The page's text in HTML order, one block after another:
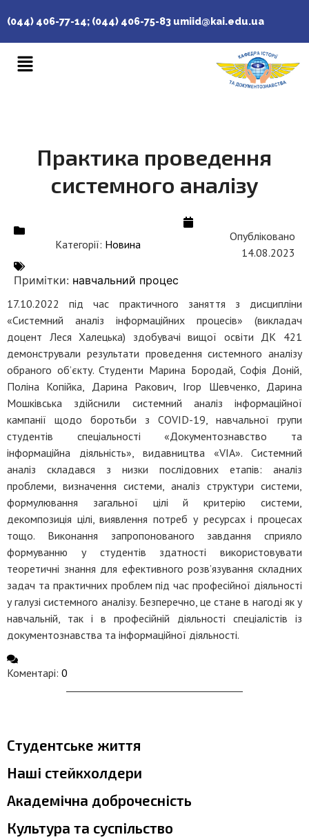
(044) 406-77-14; (044) 406-75-83 umiid@kai.edu.ua
Практика проведення
системного аналізу
Категорії: Новина
Опубліковано
14.08.2023
Примітки: навчальний процес
17.10.2022 під час практичного заняття з дисципліни
«Системний аналіз інформаційних процесів» (викладач
доцент Леся Халецька) здобувачі вищої освіти ДК 421
демонстрували результати проведення системного аналізу
обраного об’єкту. Студенти Марина Бородай, Софія Доній,
Поліна Копійка, Дарина Ракович, Ігор Шевченко, Дарина
Мошківська здійснили системний аналіз інформаційної
кампанії щодо боротьби з COVID-19, навчальної групи
студентів спеціальності «Документознавство та
інформаційна діяльність», видавництва «VIA». Системний
аналіз складався з низки послідовних етапів: аналіз
проблеми, визначення системи, аналіз структури системи,
формулювання загальної цілі й критерію системи,
декомпозиція цілі, виявлення потреб у ресурсах і процесах
тощо. Виконання запропонованого завдання сприяло
формуванню у студентів здатності використовувати
теоретичні знання для ефективного розв’язування складних
задач та практичних проблем під час професійної діяльності
у галузі системного аналізу. Безперечно, це стане в нагоді як у
навчальній, так і в професійній діяльності спеціалістів із
документознавства та інформаційної діяльності.
Коментарі: 0
Студентське життя
Наші стейкхолдери
Академічна доброчесність
Культура та суспільство